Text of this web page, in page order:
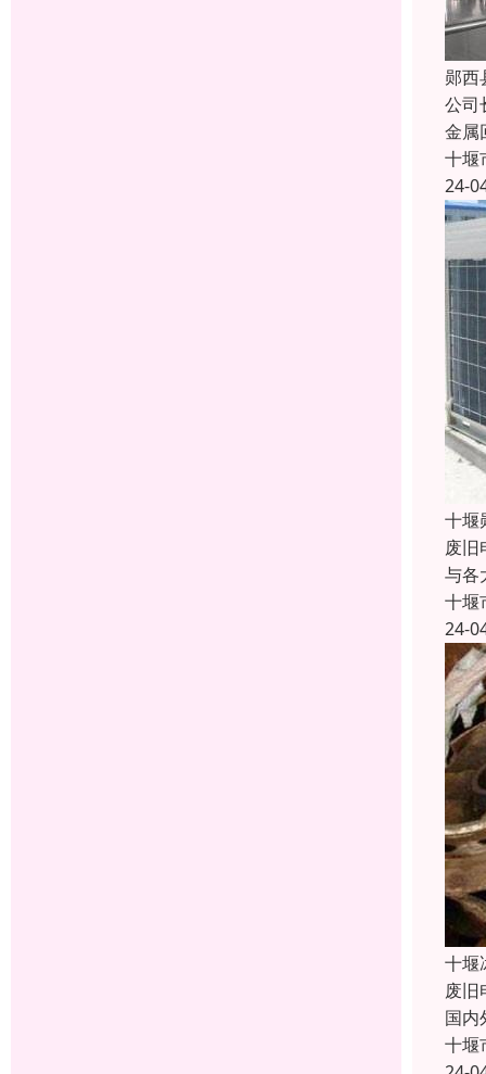
郧西
公司
金属
十堰
24-
十堰
废旧
与各
十堰
24-
十堰
废旧
国内
十堰